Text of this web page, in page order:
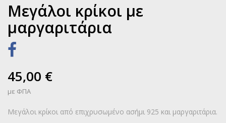
Μεγάλοι κρίκοι με
μαργαριτάρια
45,00 €
με ΦΠΑ
Μεγάλοι κρίκοι από επιχρυσωμένο ασήμι 925 και μαργαριτάρια.